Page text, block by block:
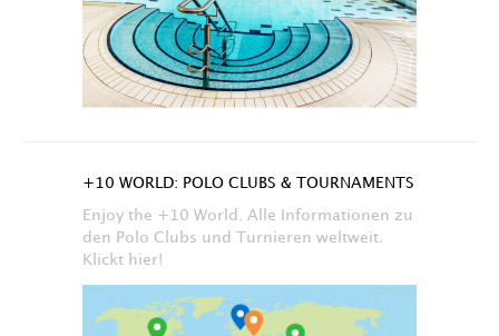
+10 WORLD: POLO CLUBS & TOURNAMENTS
Enjoy the +10 World. Alle Informationen zu
den Polo Clubs und Turnieren weltweit.
Klickt hier!